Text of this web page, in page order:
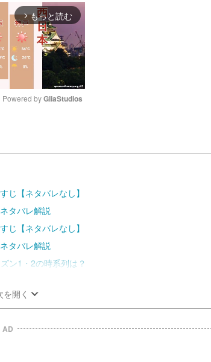
arrow_forward_ios もっと読む
u
Powered by GliaStudios
じ【ネタバレなし】
タバレ解説
じ【ネタバレなし】
タバレ解説
ン1・2の時系列は？
を開く
AD